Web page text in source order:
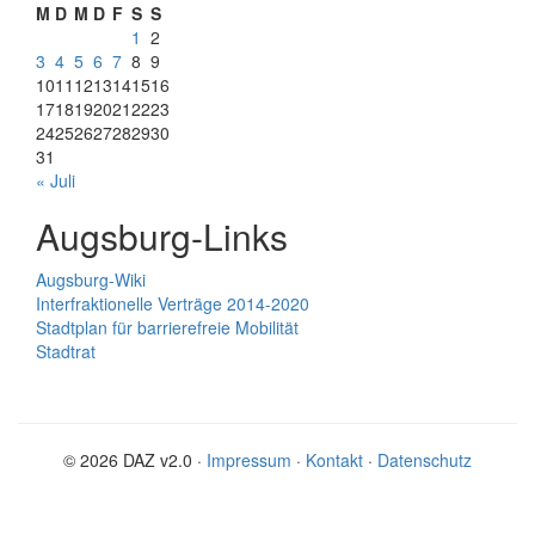
M D M D F S S
1 2
3 4 5 6 7 8 9
1011 1213141516
17181920212223
24252627282930
31
« Juli
Augsburg-Links
Augsburg-Wiki
Interfraktionelle Verträge 2014-2020
Stadtplan für barrierefreie Mobilität
Stadtrat
© 2026 DAZ v2.0 · Impressum · Kontakt · Datenschutz